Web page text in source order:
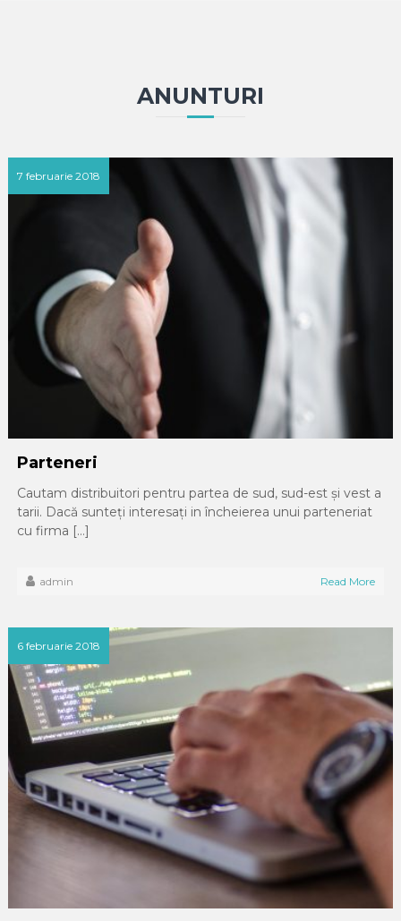
ANUNTURI
7 februarie 2018
Parteneri
Cautam distribuitori pentru partea de sud, sud-est și vest a
tarii. Dacă sunteți interesați in încheierea unui parteneriat
cu firma […]
admin Read More
6 februarie 2018